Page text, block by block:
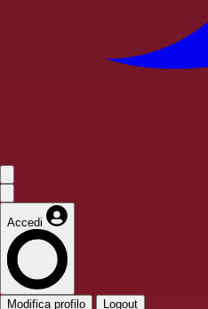
Accedi
Modifica profilo Logout